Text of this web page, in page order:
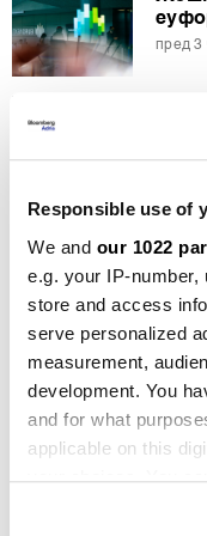
Responsible use of
We and our 1022
e.g. your IP-
store and access
serve personalized
measurement,
development. You
and for what
applicable on this
your choices. You
пред 3
Green